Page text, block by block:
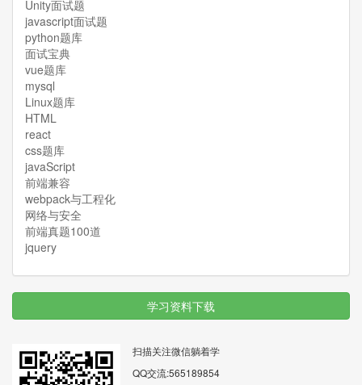
Unity面试题
javascript面试题
python题库
面试宝典
vue题库
mysql
Linux题库
HTML
react
css题库
javaScript
前端兼容
webpack与工程化
网络与安全
前端真题100道
jquery
学习资料下载
扫描关注微信躺着学
QQ交流:565189854